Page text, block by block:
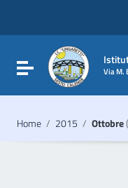
Vai al footer
Attiva / disattiva laVia M.
Home / 2015 / Ottobre